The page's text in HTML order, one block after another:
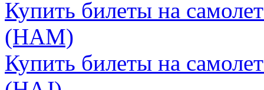
Купить билеты на
(HAM)
Купить билеты на